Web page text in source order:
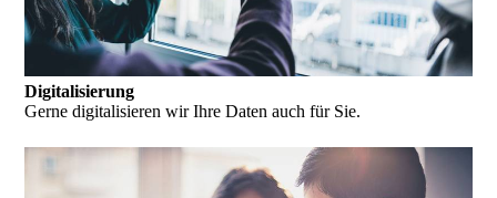
Digitalisierung
Gerne digitalisieren wir Ihre Daten auch für Sie.